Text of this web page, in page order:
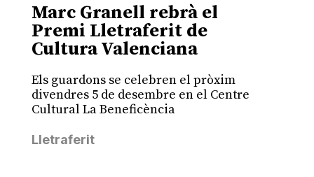
Marc Granell rebrà el
Premi Lletraferit de
Cultura Valenciana
Els guardons se celebren el pròxim
divendres 5 de desembre en el Centre
Cultural La Beneficència
Lletraferit